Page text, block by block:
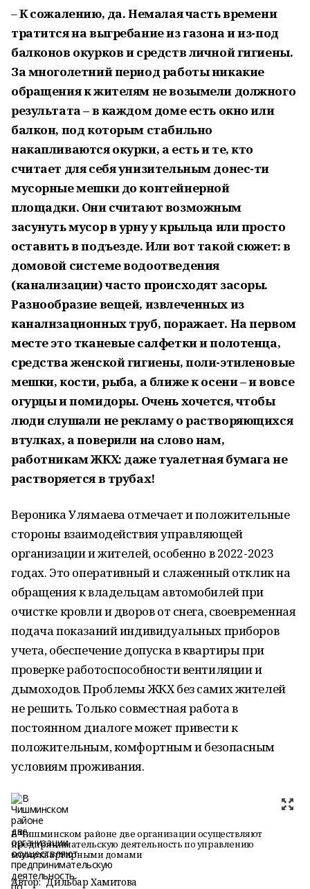
–К сожалению, да. Немалая часть времени
тратится на выгребание из газона и из-под
балконов окурков и средств личной гигиены.
За многолетний период работы никакие
обращения к жителям не возымели должного
результата – в каждом доме есть окно или
балкон, под которым стабильно
накапливаются окурки, а есть и те, кто
считает для себя унизительным донес-ти
мусорные мешки до контейнерной
площадки. Они считают возможным
засунуть мусор в урну у крыльца или просто
оставить в подъезде. Или вот такой сюжет: в
домовой системе водоотведения
(канализации) часто происходят засоры.
Разнообразие вещей, извлеченных из
канализационных труб, поражает. На первом
месте это тканевые салфетки и полотенца,
средства женской гигиены, поли-этиленовые
мешки, кости, рыба, а ближе к осени – и вовсе
огурцы и помидоры. Очень хочется, чтобы
люди слушали не рекламу о растворяющихся
втулках, а поверили на слово нам,
работникам ЖКХ: даже туалетная бумага не
растворяется в трубах!
Вероника Улямаева отмечает и положительные
стороны взаимодействия управляющей
организации и жителей, особенно в 2022-2023
годах. Это оперативный и слаженный отклик на
обращения к владельцам автомобилей при
очистке кровли и дворов от снега, своевременная
подача показаний индивидуальных приборов
учета, обеспечение допуска в квартиры при
проверке работоспособности вентиляции и
дымоходов. Проблемы ЖКХ без самих жителей
не решить. Только совместная работа в
постоянном диалоге может привести к
положительным, комфортным и безопасным
условиям проживания.
В Чишминском районе две организации осуществляют
предпринимательскую деятельность по управлению
многоквартирными домами
Автор: Дильбар Хамитова